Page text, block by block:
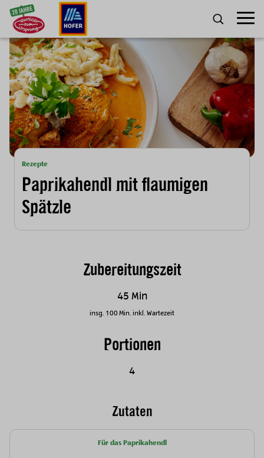
Zum Inhalt
SUCHE
Rezepte
Paprikahendl mit flaumigen
Spätzle
Zubereitungszeit
45 Min
insg. 100 Min. inkl. Wartezeit
Portionen
4
Zutaten
Für das Paprikahendl